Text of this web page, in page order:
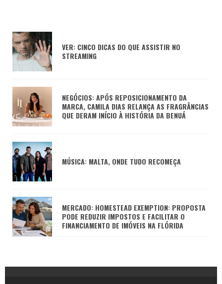
VER: CINCO DICAS DO QUE ASSISTIR NO
STREAMING
NEGÓCIOS: APÓS REPOSICIONAMENTO DA
MARCA, CAMILA DIAS RELANÇA AS FRAGRÂNCIAS
QUE DERAM INÍCIO À HISTÓRIA DA BENUÁ
MÚSICA: MALTA, ONDE TUDO RECOMEÇA
MERCADO: HOMESTEAD EXEMPTION: PROPOSTA
PODE REDUZIR IMPOSTOS E FACILITAR O
FINANCIAMENTO DE IMÓVEIS NA FLÓRIDA